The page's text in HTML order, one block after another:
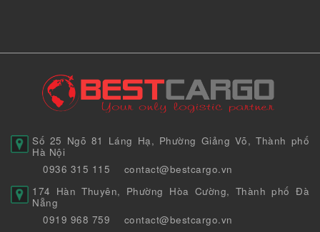
Số 25 Ngõ 81 Láng Hạ, Phường Giảng Võ, Thành phố
Hà Nội
0936 315 115
contact@bestcargo.vn
174 Hàn Thuyên, Phường Hòa Cường, Thành phố Đà
Nẵng
0919 968 759
contact@bestcargo.vn